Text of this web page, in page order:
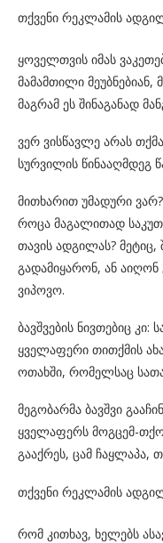
თქვენი რეკლამის
ყოველთვის იმას
მამამთილი
მაგრამ ეს შინაგანად
ვერ ვისწავლე არას
სურვილის წინააღმდეგ
მითხარით უმადური
როცა მაგალითად
თავის ადგილას? მეტიც,
გადამიყარონ, ან
ვიპოვო.
ბავშვების ნივთებიც კი:
ყველაფერი თითქმის
ოთახში, რომელსაც
მეგობარმა ბავშვი
ყველაფერს მოგცემ-
გააქრეს, ცამ ჩაყლაპა,
თქვენი რეკლამის
რომ კითხავ, ხელებს